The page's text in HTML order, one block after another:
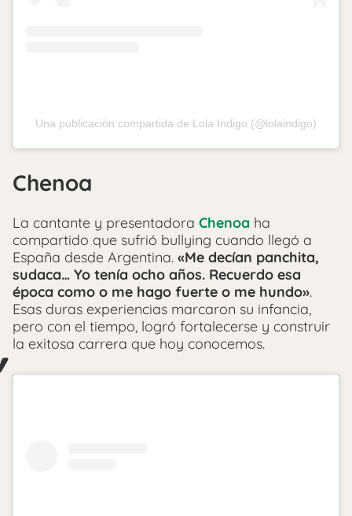
Una publicación compartida de Lola Indigo (@lolaindigo)
Chenoa
La cantante y presentadora Chenoa ha
compartido que sufrió bullying cuando llegó a
España desde Argentina. «Me decían panchita,
sudaca… Yo tenía ocho años. Recuerdo esa
época como o me hago fuerte o me hundo».
Esas duras experiencias marcaron su infancia,
pero con el tiempo, logró fortalecerse y construir
la exitosa carrera que hoy conocemos.